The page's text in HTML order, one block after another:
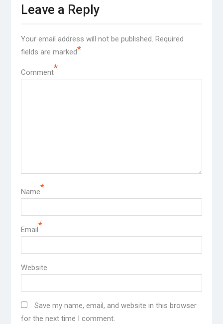
Leave a Reply
Your email address will not be published. Required
fields are marked*
Comment*
Name*
Email*
Website
Save my name, email, and website in this browser
for the next time I comment.